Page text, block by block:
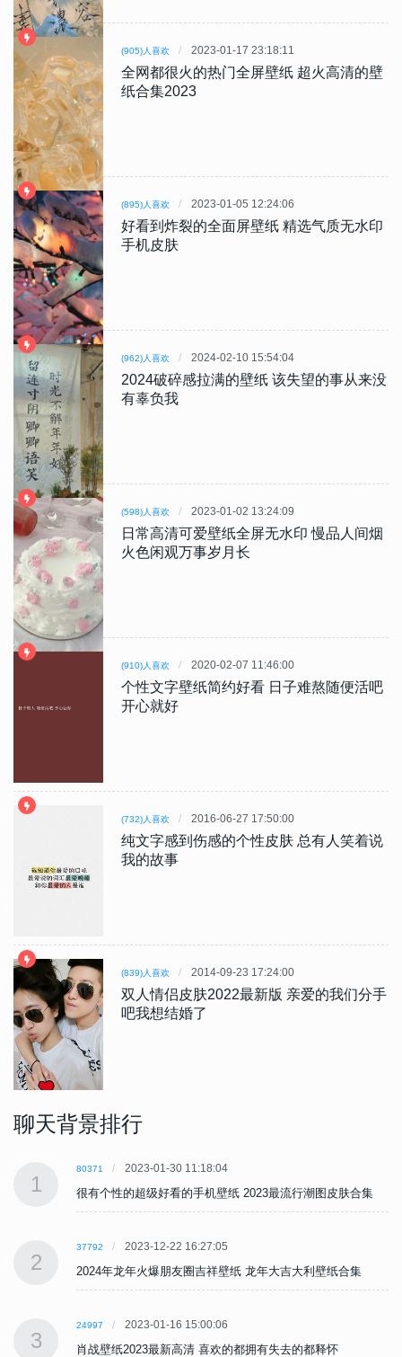
(905)人喜欢 2023-01-17 23:18:11
全网都很火的热门全屏壁纸 超火高清的壁
纸合集2023
(895)人喜欢 2023-01-05 12:24:06
好看到炸裂的全面屏壁纸 精选气质无水印
手机皮肤
(962)人喜欢 2024-02-10 15:54:04
2024破碎感拉满的壁纸 该失望的事从来没
有辜负我
(598)人喜欢 2023-01-02 13:24:09
日常高清可爱壁纸全屏无水印 慢品人间烟
火色闲观万事岁月长
(910)人喜欢 2020-02-07 11:46:00
个性文字壁纸简约好看 日子难熬随便活吧
开心就好
(732)人喜欢 2016-06-27 17:50:00
纯文字感到伤感的个性皮肤 总有人笑着说
我的故事
(839)人喜欢 2014-09-23 17:24:00
双人情侣皮肤2022最新版 亲爱的我们分手
吧我想结婚了
聊天背景排行
1
80371 2023-01-30 11:18:04
很有个性的超级好看的手机壁纸 2023最流行潮图皮肤合集
2
37792 2023-12-22 16:27:05
2024年龙年火爆朋友圈吉祥壁纸 龙年大吉大利壁纸合集
3
24997 2023-01-16 15:00:06
肖战壁纸2023最新高清 喜欢的都拥有失去的都释怀